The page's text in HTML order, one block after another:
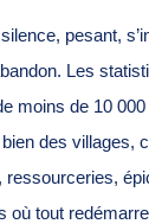
pesant,
Les
moins de 10
des villages,
où tout